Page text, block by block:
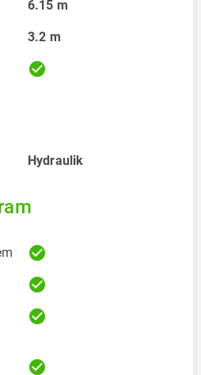
6.15 m
3.2 m
check_circle
Hydraulik
check_circle
check_circle
check_circle
check_circle